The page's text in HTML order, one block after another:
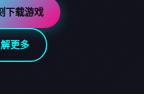
下载游戏
更多